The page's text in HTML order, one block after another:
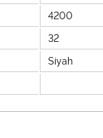
4200
32
Siyah